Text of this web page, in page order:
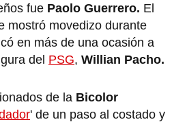
fue Paolo Guerrero. El
mostró movedizo durante
en más de una ocasión a
del PSG, Willian Pacho.
de la Bicolor
' de un paso al costado y